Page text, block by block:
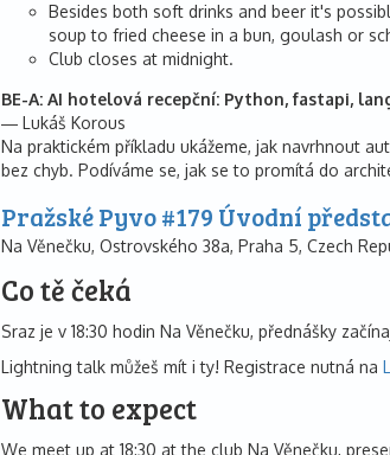
Besides both soft drinks and beer it's
soup to fried cheese in a bun, goulash or
Club closes at midnight.
BE-A: AI hotelová recepční: Python, fastapi,
Lukáš Korous
Na praktickém příkladu ukážeme, jak navrhnout
bez chyb. Podíváme se, jak se to promítá do
Pražské Pyvo #179 Úvodní
Na Věnečku, Ostrovského 38a, Praha 5, Czech
Co tě čeká
Sraz je v 18:30 hodin Na Věnečku, přednášky
Lightning talk můžeš mít i ty! Registrace nutná na
What to expect
We meet up at 18:30 at the club Na Věnečku,